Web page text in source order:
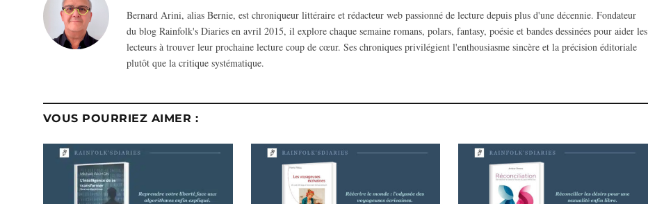
Bernard Arini, alias Bernie, est chroniqueur littéraire et rédacteur web passionné de lecture depuis plus d'une décennie. Fondateur
du blog Rainfolk's Diaries en avril 2015, il explore chaque semaine romans, polars, fantasy, poésie et bandes dessinées pour aider les
lecteurs à trouver leur prochaine lecture coup de cœur. Ses chroniques privilégient l'enthousiasme sincère et la précision éditoriale
plutôt que la critique systématique.
VOUS POURRIEZ AIMER :